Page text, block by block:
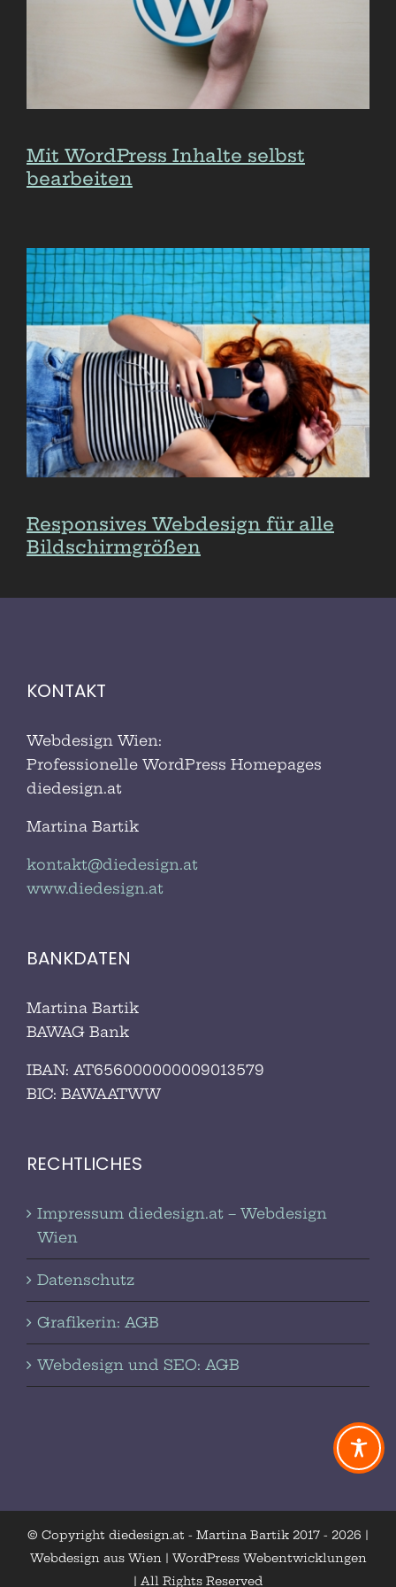
Mit WordPress Inhalte selbst
bearbeiten
Mit WordPress Inhalte selbst
bearbeiten
Responsives Webdesign für
alle Bildschirmgrößen
Responsives Webdesign für alle
Bildschirmgrößen
KONTAKT
Webdesign Wien:
Professionelle WordPress Homepages
diedesign.at
Martina Bartik
kontakt@diedesign.at
www.diedesign.at
BANKDATEN
Martina Bartik
BAWAG Bank
IBAN: AT656000000009013579
BIC: BAWAATWW
RECHTLICHES
Impressum diedesign.at – Webdesign
Wien
Datenschutz
Grafikerin: AGB
Webdesign und SEO: AGB
© Copyright diedesign.at - Martina Bartik 2017 - 2026 |
Webdesign aus Wien | WordPress Webentwicklungen
| All Rights Reserved